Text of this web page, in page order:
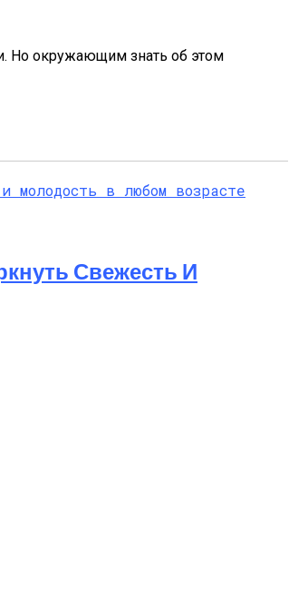
Но окружающим знать об этом
Свежесть И